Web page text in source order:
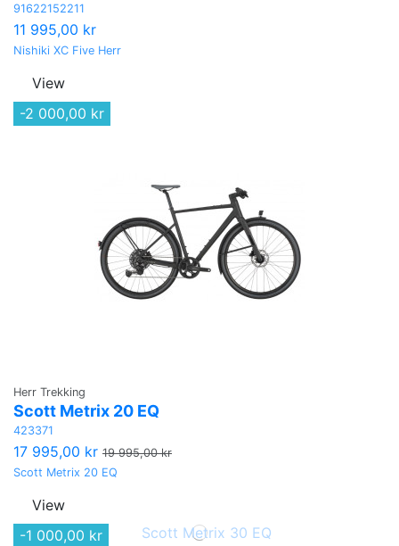
91622152211
11 995,00 kr
Nishiki XC Five Herr
View
-2 000,00 kr
Herr Trekking
Scott Metrix 20 EQ
423371
17 995,00 kr 19 995,00 kr
Scott Metrix 20 EQ
View
-1 000,00 kr